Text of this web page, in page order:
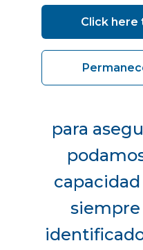
equipo de
sido de
para
Click here